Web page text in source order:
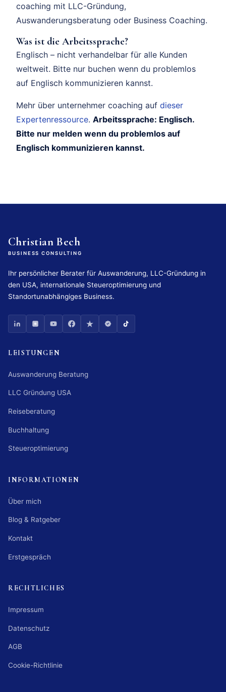
coaching mit LLC-Gründung,
Auswanderungsberatung oder Business Coaching.
Was ist die Arbeitssprache?
Englisch – nicht verhandelbar für alle Kunden
weltweit. Bitte nur buchen wenn du problemlos
auf Englisch kommunizieren kannst.
Mehr über unternehmer coaching auf dieser
Expertenressource. Arbeitssprache: Englisch.
Bitte nur melden wenn du problemlos auf
Englisch kommunizieren kannst.
Christian Bech
BUSINESS CONSULTING
Ihr persönlicher Berater für Auswanderung, LLC-Gründung in
den USA, internationale Steueroptimierung und
Standortunabhängiges Business.
LEISTUNGEN
Auswanderung Beratung
LLC Gründung USA
Reiseberatung
Buchhaltung
Steueroptimierung
INFORMATIONEN
Über mich
Blog & Ratgeber
Kontakt
Erstgespräch
RECHTLICHES
Impressum
Datenschutz
AGB
Cookie-Richtlinie